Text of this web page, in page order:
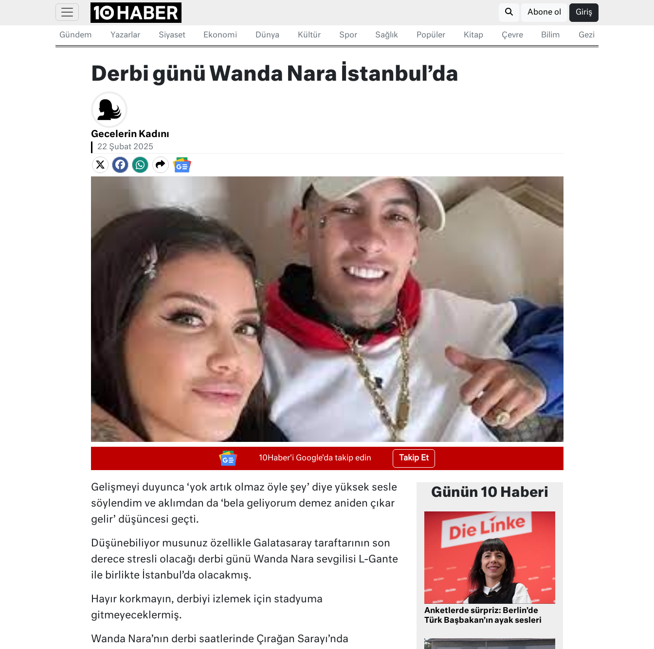
Abone ol Giriş
Gündem Yazarlar Siyaset Ekonomi Dünya Kültür Spor Sağlık Popüler Kitap Çevre Bilim Gezi
Derbi günü Wanda Nara İstanbul’da
Gecelerin Kadını
22 Şubat 2025
10Haber'i Google'da takip edin Takip Et
Gelişmeyi duyunca ‘yok artık olmaz öyle şey’ diye yüksek sesle
söylendim ve aklımdan da ‘bela geliyorum demez aniden çıkar
gelir’ düşüncesi geçti.
Düşünebiliyor musunuz özellikle Galatasaray taraftarının son
derece stresli olacağı derbi günü Wanda Nara sevgilisi L-Gante
ile birlikte İstanbul’da olacakmış.
Hayır korkmayın, derbiyi izlemek için stadyuma
gitmeyeceklermiş.
Wanda Nara’nın derbi saatlerinde Çırağan Sarayı’nda
Günün 10 Haberi
Anketlerde sürpriz: Berlin’de
Türk Başbakan’ın ayak sesleri